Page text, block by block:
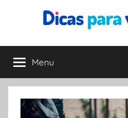
conteúdo
Dicas
para
Viagens
melhor
dica
para
viagem
Menu